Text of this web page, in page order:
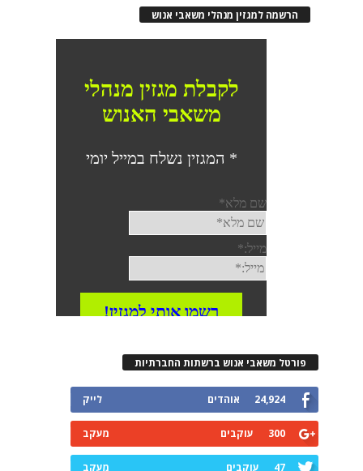
הרשמה למגזין מנהלי משאבי אנוש
משאבי אנוש ברשתות החברתיות
אוהדים
עוקבים
עוקבים